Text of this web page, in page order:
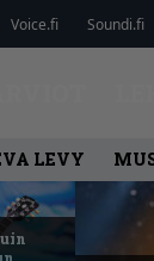
Voice.fi Soundi.fi
LEVY